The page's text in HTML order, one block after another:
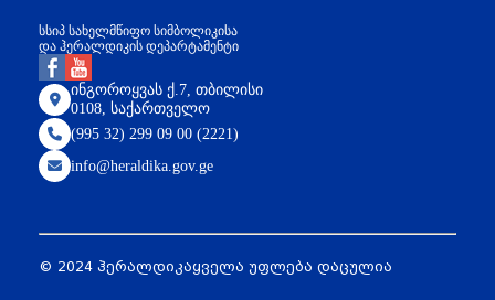
სსიპ სახელმწიფო სიმბოლიკისა
და ჰერალდიკის დეპარტამენტი
ინგოროყვას ქ.7, თბილისი
0108, საქართველო
(995 32) 299 09 00 (2221)
info@heraldika.gov.ge
© 2024 ჰერალდიკაყველა უფლება დაცულია